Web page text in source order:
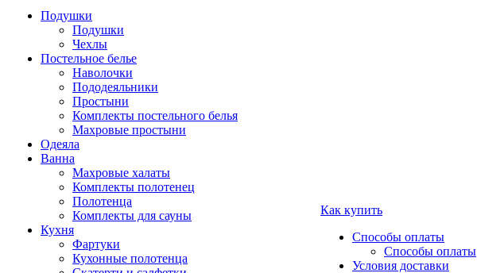
Подушки
Подушки
Чехлы
Постельное белье
Наволочки
Пододеяльники
Простыни
Комплекты постельного белья
Махровые простыни
Одеяла
Ванна
Махровые халаты
Комплекты полотенец
Полотенца
Комплекты для сауны
Кухня
Фартуки
Кухонные полотенца
Как купить
Способы оплаты
Способы оплаты
Условия доставки